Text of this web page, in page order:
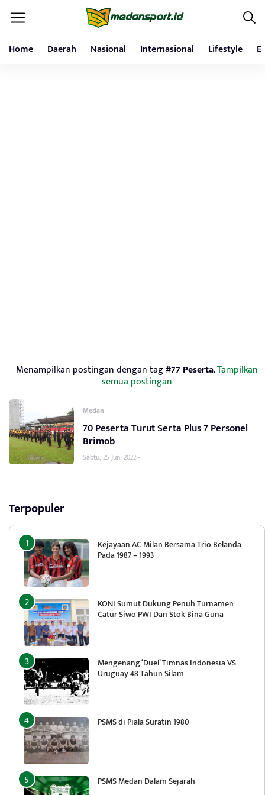
Home Daerah Nasional Internasional Lifestyle
Menampilkan postingan dengan tag#77 Peserta.Tampilkan
semua postingan
Medan
70 Peserta Turut Serta Plus 7 Personel
Brimob
Sabtu, 25 Juni 2022 -
Terpopuler
Kejayaan AC Milan Bersama Trio Belanda
Pada 1987 – 1993
KONI Sumut Dukung Penuh Turnamen
Catur Siwo PWI Dan Stok Bina Guna
Mengenang ‘Duel’ Timnas Indonesia VS
Uruguay 48 Tahun Silam
PSMS di Piala Suratin 1980
PSMS Medan Dalam Sejarah